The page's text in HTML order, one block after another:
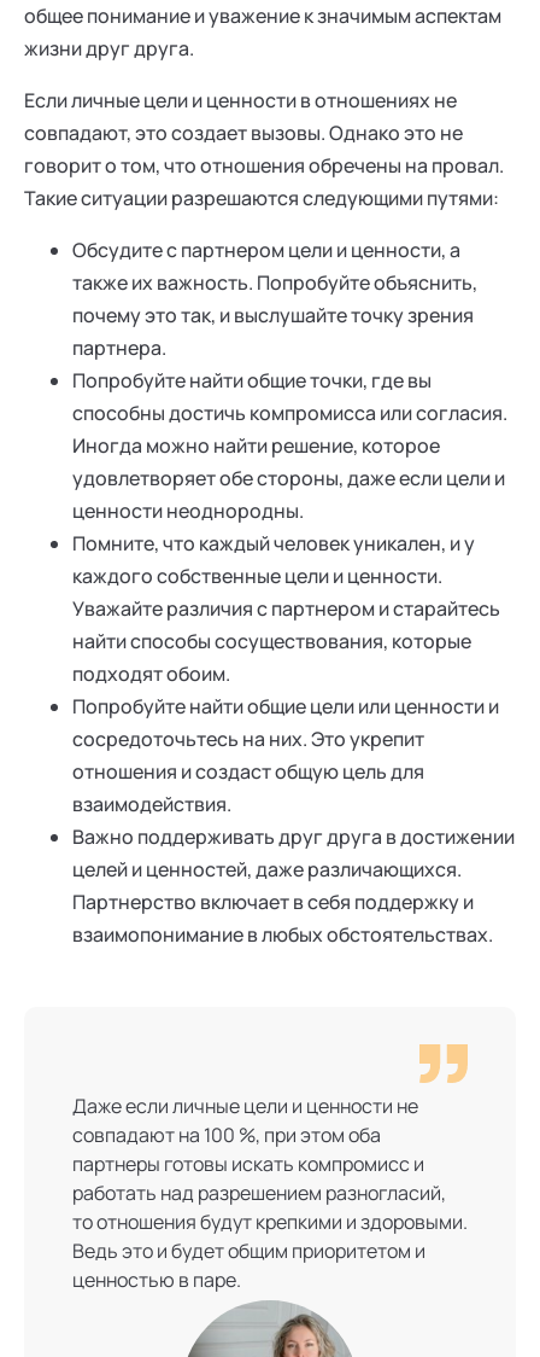
общее понимание и уважение к значимым аспектам
жизни друг друга.
Если личные цели и ценности в отношениях не
совпадают, это создает вызовы. Однако это не
говорит о том, что отношения обречены на провал.
Такие ситуации разрешаются следующими путями:
Обсудите с партнером цели и ценности, а
также их важность. Попробуйте объяснить,
почему это так, и выслушайте точку зрения
партнера.
Попробуйте найти общие точки, где вы
способны достичь компромисса или согласия.
Иногда можно найти решение, которое
удовлетворяет обе стороны, даже если цели и
ценности неоднородны.
Помните, что каждый человек уникален, и у
каждого собственные цели и ценности.
Уважайте различия с партнером и старайтесь
найти способы сосуществования, которые
подходят обоим.
Попробуйте найти общие цели или ценности и
сосредоточьтесь на них. Это укрепит
отношения и создаст общую цель для
взаимодействия.
Важно поддерживать друг друга в достижении
целей и ценностей, даже различающихся.
Партнерство включает в себя поддержку и
взаимопонимание в любых обстоятельствах.
Даже если личные цели и ценности не
совпадают на 100 %, при этом оба
партнеры готовы искать компромисс и
работать над разрешением разногласий,
то отношения будут крепкими и здоровыми.
Ведь это и будет общим приоритетом и
ценностью в паре.